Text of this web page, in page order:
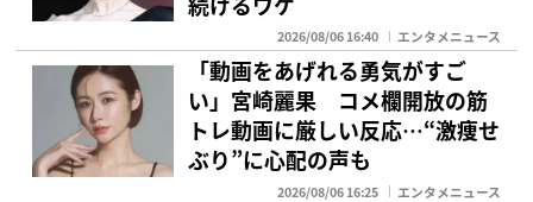
2026/08/06 16:40 エンタメニュース
「動画をあげれる勇気がすご
い」宮崎麗果 コメ欄開放の筋
トレ動画に厳しい反応…“激痩せ
ぶり”に心配の声も
2026/08/06 16:25 エンタメニュース